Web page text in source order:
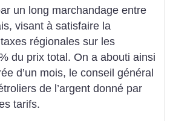
un long marchandage entre
visant à satisfaire la
régionales sur les
du prix total. On a abouti ainsi
d’un mois, le conseil général
de l’argent donné par
tarifs.